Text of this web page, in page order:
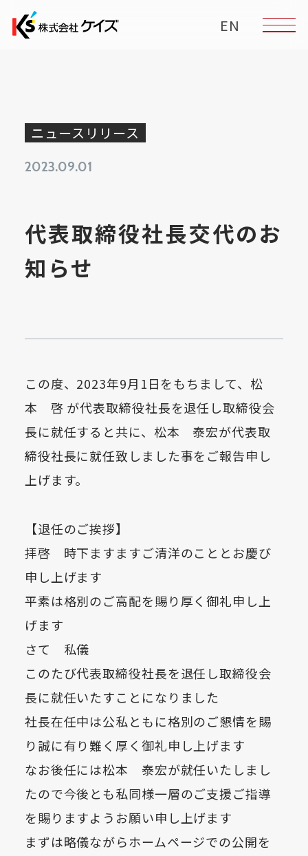
ニュースリリース
2023.09.01
代表取締役社長交代のお
知らせ
この度、2023年9月1日をもちまして、松
本 啓 が代表取締役社長を退任し取締役会
長に就任すると共に、松本 泰宏が代表取
締役社長に就任致しました事をご報告申し
上げます。
【退任のご挨拶】
拝啓 時下ますますご清洋のこととお慶び
申し上げます
平素は格別のご高配を賜り厚く御礼申し上
げます
さて 私儀
このたび代表取締役社長を退任し取締役会
長に就任いたすことになりました
社長在任中は公私ともに格別のご懇情を賜
り誠に有り難く厚く御礼申し上げます
なお後任には松本 泰宏が就任いたしまし
たので今後とも私同様一層のご支援ご指導
を賜りますようお願い申し上げます
まずは略儀ながらホームページでの公開を
EN